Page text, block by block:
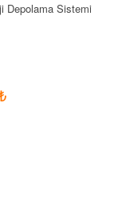
Depolama Sistemi